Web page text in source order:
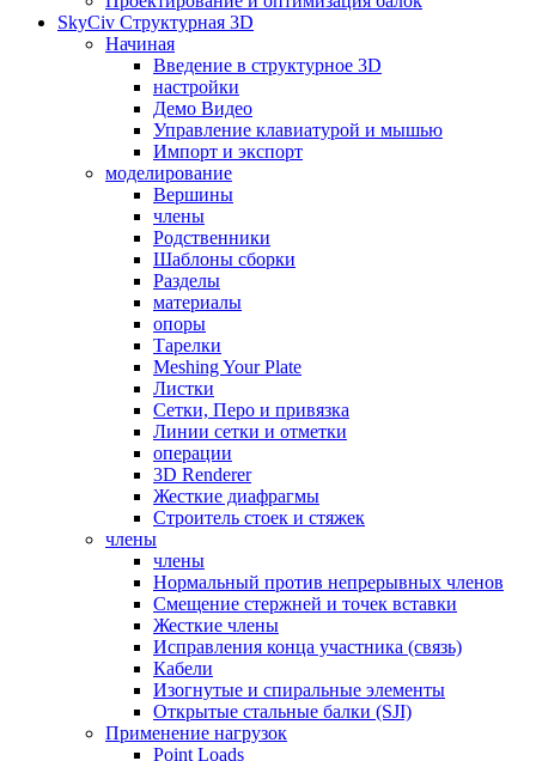
SkyCiv Структурная 3D
Начиная
Введение в структурное 3D
настройки
Демо Видео
Управление клавиатурой и мышью
Импорт и экспорт
моделирование
Вершины
члены
Родственники
Шаблоны сборки
Разделы
материалы
опоры
Тарелки
Meshing Your Plate
Листки
Сетки, Перо и привязка
Линии сетки и отметки
операции
3D Renderer
Жесткие диафрагмы
Строитель стоек и стяжек
члены
члены
Нормальный против непрерывных членов
Смещение стержней и точек вставки
Жесткие члены
Исправления конца участника (связь)
Кабели
Изогнутые и спиральные элементы
Открытые стальные балки (SJI)
Применение нагрузок
Point Loads